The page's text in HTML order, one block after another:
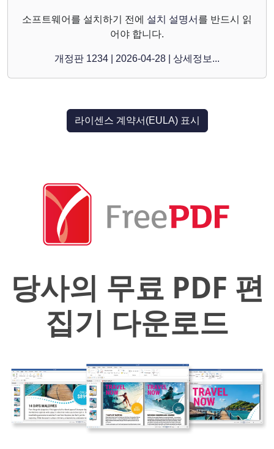
소프트웨어를 설치하기 전에 설치 설명서 를 반드시 읽
어야 합니다.
개정판 1234 | 2026-04-28 | 상세정보...
라이센스 계약서(EULA) 표시
당사의 무료 PDF 편
집기 다운로드